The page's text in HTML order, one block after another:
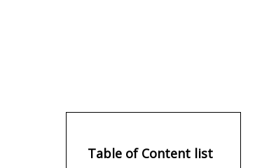
Table of Content list